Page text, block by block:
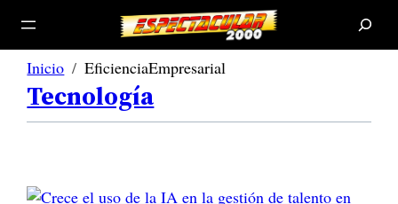
a
Inicio EficienciaEmpresarial
Tecnología